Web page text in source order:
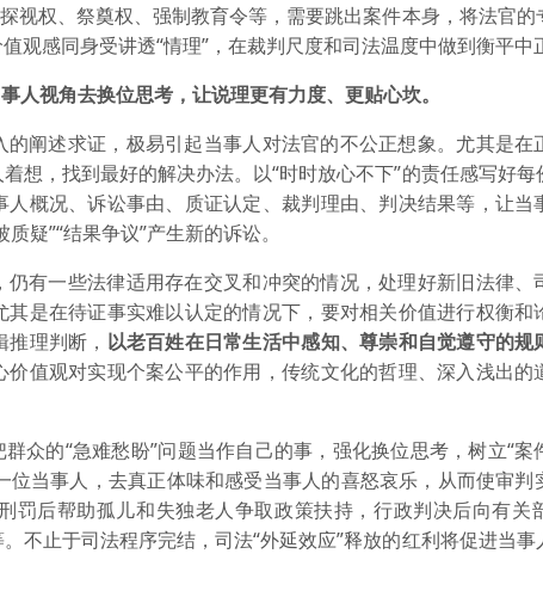
视权、祭奠权、强制教育令等，需要跳出案件本身，将法官的
观感同身受讲透“情理”，在裁判尺度和司法温度中做到衡平中
人视角去换位思考，让说理更有力度、更贴心坎。
阐述求证，极易引起当事人对法官的不公正想象。尤其是在
想，找到最好的解决办法。以“时时放心不下”的责任感写好
概况、诉讼事由、质证认定、裁判理由、判决结果等，让当
疑”“结果争议”产生新的诉讼。
仍有一些法律适用存在交叉和冲突的情况，处理好新旧法律、
是在待证事实难以认定的情况下，要对相关价值进行权衡和
理判断， 以老百姓在日常生活中感知、尊崇和自觉遵守的规
价值观对实现个案公平的作用，传统文化的哲理、深入浅出的
群众的“急难愁盼”问题当作自己的事，强化换位思考，树立“
当事人，去真正体味和感受当事人的喜怒哀乐，从而使审判
罚后帮助孤儿和失独老人争取政策扶持，行政判决后向有关
不止于司法程序完结，司法“外延效应”释放的红利将促进当事